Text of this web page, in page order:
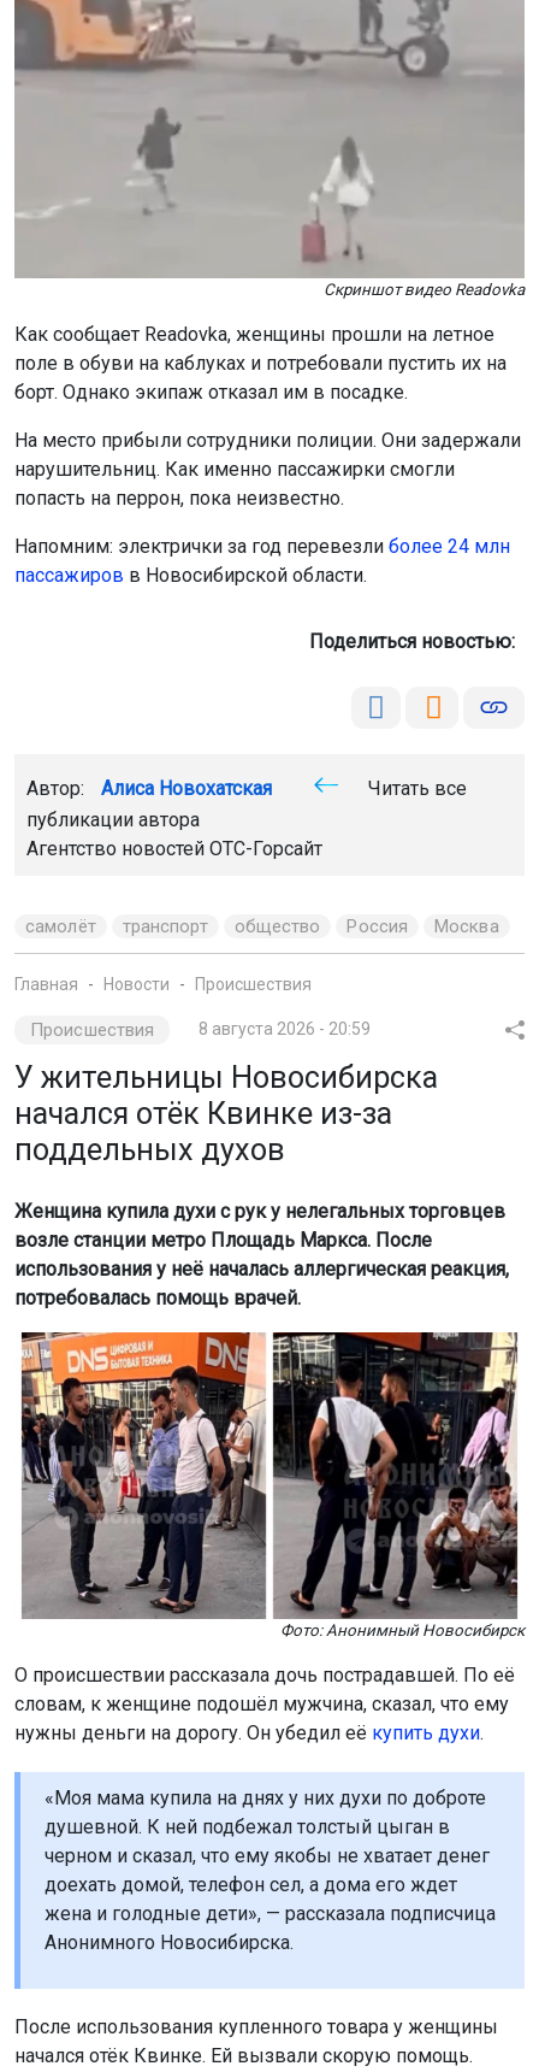
Скриншот видео Readovka
Как сообщает Readovka, женщины прошли на летное
поле в обуви на каблуках и потребовали пустить их на
борт. Однако экипаж отказал им в посадке.
На место прибыли сотрудники полиции. Они задержали
нарушительниц. Как именно пассажирки смогли
попасть на перрон, пока неизвестно.
Напомним: электрички за год перевезли более 24 млн
пассажиров в Новосибирской области.
Поделиться новостью:
Автор: Алиса Новохатская
Читать все
публикации автора
Агентство новостей ОТС-Горсайт
самолёт транспорт общество Россия Москва
Главная Новости Происшествия
Происшествия 8 августа 2026 - 20:59
У жительницы Новосибирска
начался отёк Квинке из-за
поддельных духов
Женщина купила духи с рук у нелегальных торговцев
возле станции метро Площадь Маркса. После
использования у неё началась аллергическая реакция,
потребовалась помощь врачей.
Фото: Анонимный Новосибирск
О происшествии рассказала дочь пострадавшей. По её
словам, к женщине подошёл мужчина, сказал, что ему
нужны деньги на дорогу. Он убедил её купить духи.
«Моя мама купила на днях у них духи по доброте
душевной. К ней подбежал толстый цыган в
черном и сказал, что ему якобы не хватает денег
доехать домой, телефон сел, а дома его ждет
жена и голодные дети», — рассказала подписчица
Анонимного Новосибирска.
После использования купленного товара у женщины
начался отёк Квинке. Ей вызвали скорую помощь.